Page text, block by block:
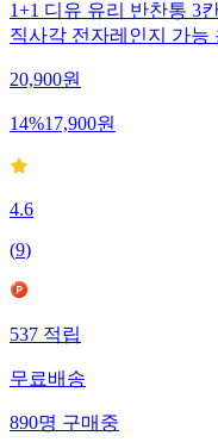
1+1 디유 유리 반찬통 3
직사각 전자레인지 가능
20,900원
14%17,900원
4.6
(9)
537적립
무료배송
890명구매중